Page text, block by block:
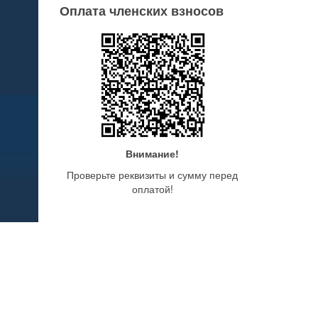
Оплата членских взносов
Внимание!
Проверьте реквизиты и сумму перед
оплатой!